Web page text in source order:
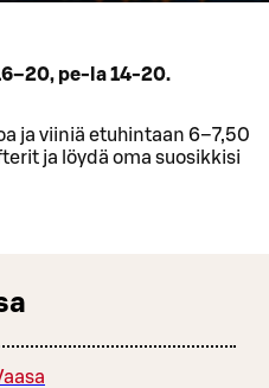
pe-la 14-20.
ja viiniä etuhintaan 6–7,50
ja löydä oma suosikkisi